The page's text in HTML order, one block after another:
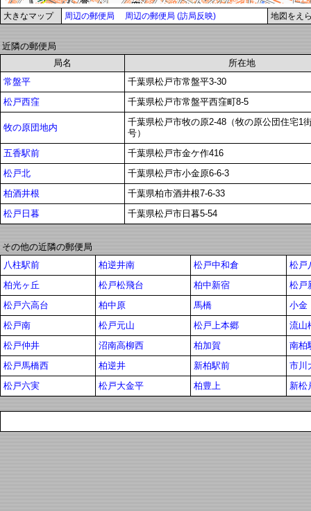
大きなマップ 周辺の郵便局 周辺の郵便局 (訪局反映) 地図をえ
近隣の郵便局
局名
所在地
常盤平
千葉県松戸市常盤平3-30
松戸西窪
千葉県松戸市常盤平西窪町8-5
牧の原団地内
千葉県松戸市牧の原2-48（牧の原公団住宅1
号）
五香駅前
千葉県松戸市金ケ作416
松戸北
千葉県松戸市小金原6-6-3
柏酒井根
千葉県柏市酒井根7-6-33
松戸日暮
千葉県松戸市日暮5-54
その他の近隣の郵便局
八柱駅前
柏逆井南 松戸中和倉
松戸
柏光ヶ丘
松戸松飛台 柏中新宿
松戸
松戸六高台
柏中原 馬橋
小金
松戸南
松戸元山 松戸上本郷
流山
松戸仲井
沼南高柳西 柏加賀
南柏
松戸馬橋西
柏逆井 新柏駅前
市川
松戸六実
松戸大金平 柏豊上 新松